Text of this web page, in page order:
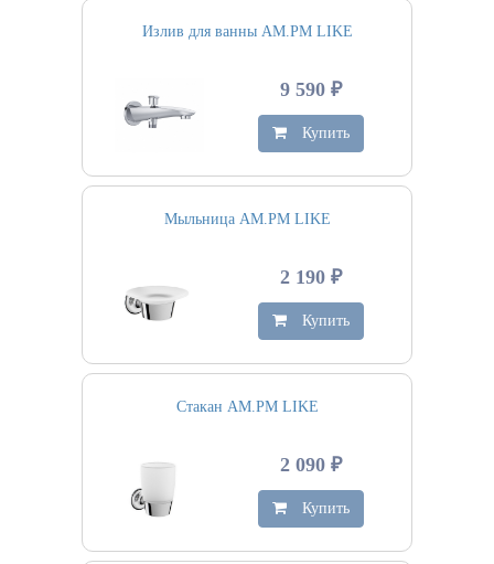
Излив для ванны AM.PM LIKE
9 590 ₽
Купить
Мыльница AM.PM LIKE
2 190 ₽
Купить
Стакан AM.PM LIKE
2 090 ₽
Купить